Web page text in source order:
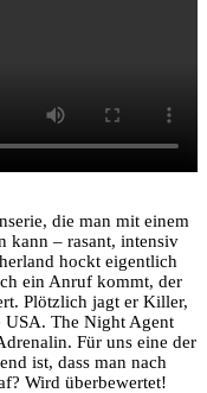
die man mit einem
kann – rasant, intensiv
hockt eigentlich
ein Anruf kommt, der
Plötzlich jagt er Killer,
USA. The Night Agent
Für uns eine der
ist, dass man nach
Wird überbewertet!